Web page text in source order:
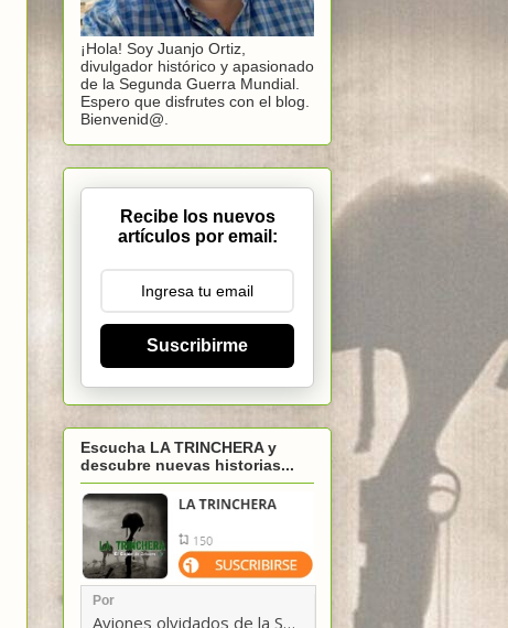
¡Hola! Soy Juanjo Ortiz,
divulgador histórico y apasionado
de la Segunda Guerra Mundial.
Espero que disfrutes con el blog.
Bienvenid@.
Recibe los nuevos
artículos por email:
Suscribirme
Escucha LA TRINCHERA y
descubre nuevas historias...